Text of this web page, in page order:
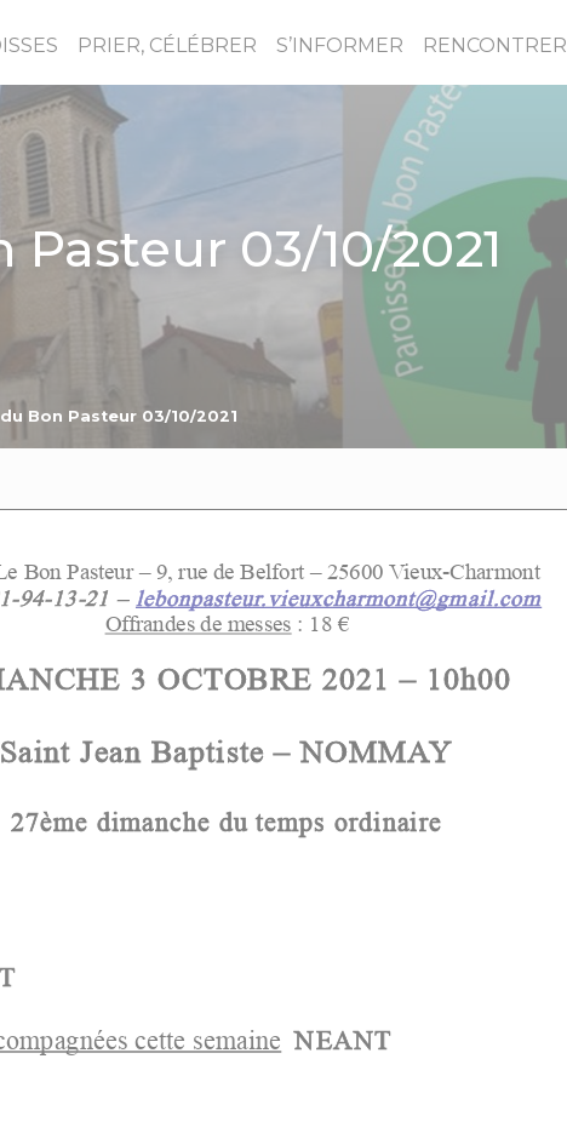
PRIER, CÉLÉBRER S’INFORMER RENCONTRER
03/10/2021
Bon Pasteur 03/10/2021